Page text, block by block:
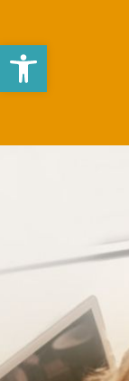
Ouvrir la barre d’outils